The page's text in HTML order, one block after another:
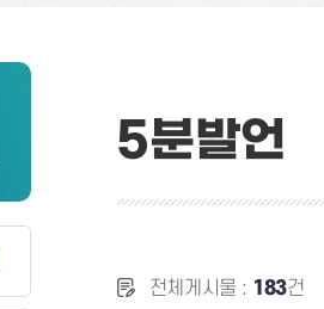
5분발언
전체게시물 : 183건